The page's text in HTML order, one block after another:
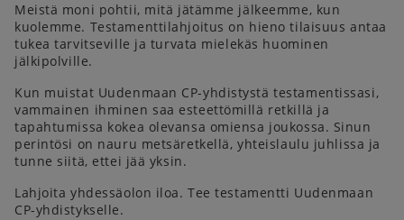
Meistä moni pohtii, mitä jätämme jälkeemme, kun
kuolemme. Testamenttilahjoitus on hieno tilaisuus antaa
tukea tarvitseville ja turvata mielekäs huominen
jälkipolville.
Kun muistat Uudenmaan CP-yhdistystä testamentissasi,
vammainen ihminen saa esteettömillä retkillä ja
tapahtumissa kokea olevansa omiensa joukossa. Sinun
perintösi on nauru metsäretkellä, yhteislaulu juhlissa ja
tunne siitä, ettei jää yksin.
Lahjoita yhdessäolon iloa. Tee testamentti Uudenmaan
CP-yhdistykselle.